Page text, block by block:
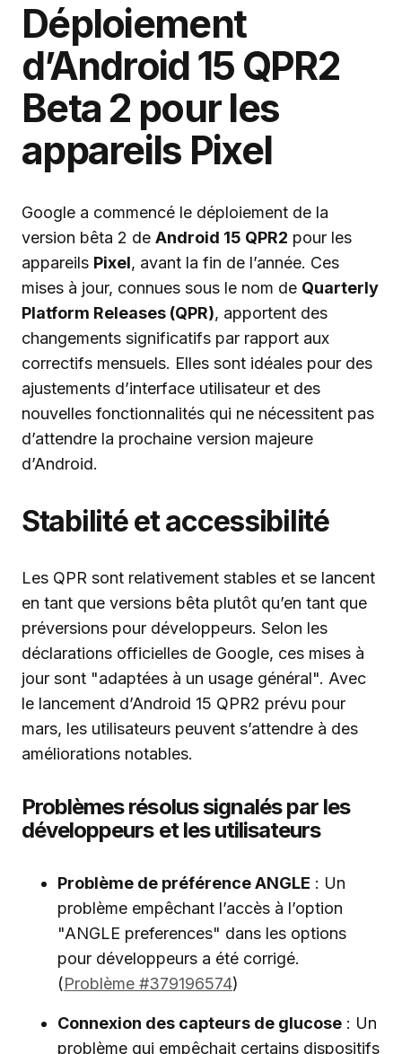
Déploiement
d’Android 15 QPR2
Beta 2 pour les
appareils Pixel
Google a commencé le déploiement de la
version bêta 2 de Android 15 QPR2 pour les
appareils Pixel, avant la fin de l’année. Ces
mises à jour, connues sous le nom de Quarterly
Platform Releases (QPR), apportent des
changements significatifs par rapport aux
correctifs mensuels. Elles sont idéales pour des
ajustements d’interface utilisateur et des
nouvelles fonctionnalités qui ne nécessitent pas
d’attendre la prochaine version majeure
d’Android.
Stabilité et accessibilité
Les QPR sont relativement stables et se lancent
en tant que versions bêta plutôt qu’en tant que
préversions pour développeurs. Selon les
déclarations officielles de Google, ces mises à
jour sont "adaptées à un usage général". Avec
le lancement d’Android 15 QPR2 prévu pour
mars, les utilisateurs peuvent s’attendre à des
améliorations notables.
Problèmes résolus signalés par les
développeurs et les utilisateurs
Problème de préférence ANGLE : Un
problème empêchant l’accès à l’option
"ANGLE preferences" dans les options
pour développeurs a été corrigé.
(Problème #379196574)
Connexion des capteurs de glucose : Un
problème qui empêchait certains dispositifs